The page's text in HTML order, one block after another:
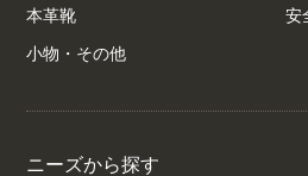
本革靴 安
小物・その他
ニーズから探す